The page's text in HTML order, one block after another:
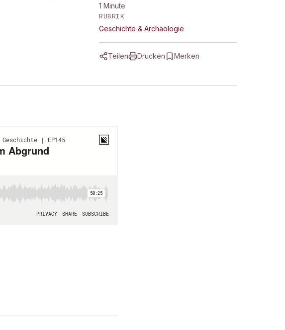
1 Minute
RUBRIK
Geschichte & Archäologie
Teilen Drucken Merken